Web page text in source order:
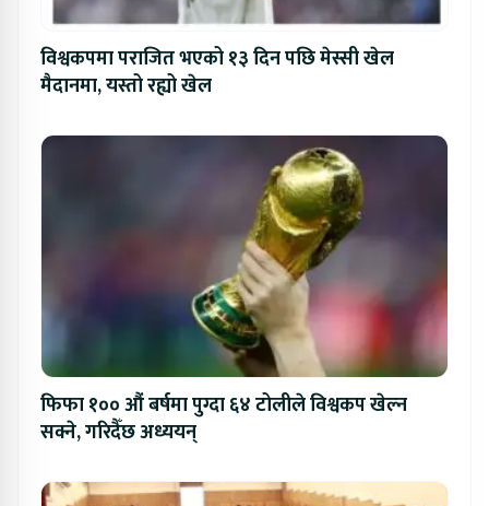
विश्वकपमा पराजित भएको १३ दिन पछि मेस्सी खेल
मैदानमा, यस्तो रह्यो खेल
फिफा १०० औं बर्षमा पुग्दा ६४ टोलीले विश्वकप खेल्न
सक्ने, गरिदैँछ अध्ययन्